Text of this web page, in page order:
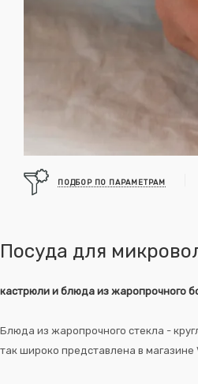
ПОДБОР ПО ПАРАМЕТРАМ
Посуда для
кастрюли и блюда из жаропрочного
Блюда из жаропрочного стекла -
так широко представлена в магазине